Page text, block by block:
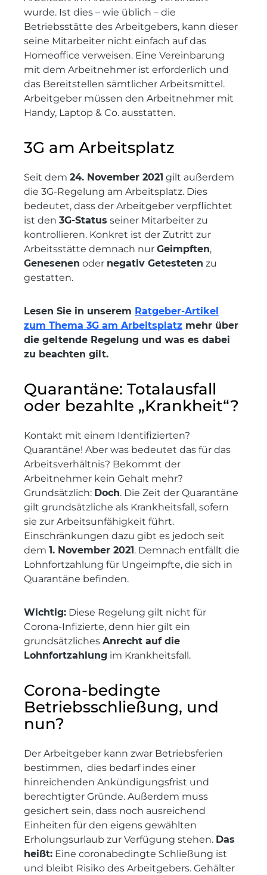
wurde. Ist dies – wie üblich – die
Betriebsstätte des Arbeitgebers, kann dieser
seine Mitarbeiter nicht einfach auf das
Homeoffice verweisen. Eine Vereinbarung
mit dem Arbeitnehmer ist erforderlich und
das Bereitstellen sämtlicher Arbeitsmittel.
Arbeitgeber müssen den Arbeitnehmer mit
Handy, Laptop & Co. ausstatten.
3G am Arbeitsplatz
Seit dem 24. November 2021 gilt außerdem
die 3G-Regelung am Arbeitsplatz. Dies
bedeutet, dass der Arbeitgeber verpflichtet
ist den 3G-Status seiner Mitarbeiter zu
kontrollieren. Konkret ist der Zutritt zur
Arbeitsstätte demnach nur Geimpften,
Genesenen oder negativ Getesteten zu
gestatten.
Lesen Sie in unserem Ratgeber-Artikel
zum Thema 3G am Arbeitsplatz mehr über
die geltende Regelung und was es dabei
zu beachten gilt.
Quarantäne: Totalausfall
oder bezahlte „Krankheit“?
Kontakt mit einem Identifizierten?
Quarantäne! Aber was bedeutet das für das
Arbeitsverhältnis? Bekommt der
Arbeitnehmer kein Gehalt mehr?
Grundsätzlich: Doch. Die Zeit der Quarantäne
gilt grundsätzliche als Krankheitsfall, sofern
sie zur Arbeitsunfähigkeit führt.
Einschränkungen dazu gibt es jedoch seit
dem 1. November 2021 . Demnach entfällt die
Lohnfortzahlung für Ungeimpfte, die sich in
Quarantäne befinden.
Wichtig: Diese Regelung gilt nicht für
Corona-Infizierte, denn hier gilt ein
grundsätzliches Anrecht auf die
Lohnfortzahlung im Krankheitsfall.
Corona-bedingte
Betriebsschließung, und
nun?
Der Arbeitgeber kann zwar Betriebsferien
bestimmen, dies bedarf indes einer
hinreichenden Ankündigungsfrist und
berechtigter Gründe. Außerdem muss
gesichert sein, dass noch ausreichend
Einheiten für den eigens gewählten
Erholungsurlaub zur Verfügung stehen. Das
heißt: Eine coronabedingte Schließung ist
und bleibt Risiko des Arbeitgebers. Gehälter